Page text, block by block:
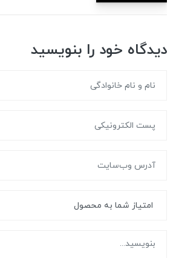
دیدگاه خود را بنویسید